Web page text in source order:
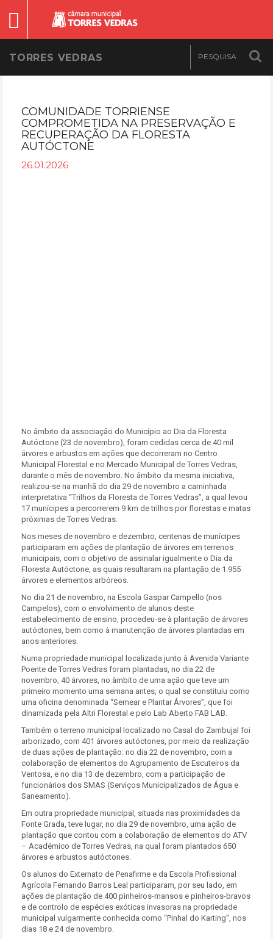
TORRES VEDRAS
COMUNIDADE TORRIENSE
COMPROMETIDA NA PRESERVAÇÃO E
RECUPERAÇÃO DA FLORESTA
AUTÓCTONE
26.01.2026
No âmbito da associação do Município ao Dia da Floresta
Autóctone (23 de novembro), foram cedidas cerca de 40 mil
árvores e arbustos em ações que decorreram no Centro
Municipal Florestal e no Mercado Municipal de Torres Vedras,
durante o mês de novembro. No âmbito da mesma iniciativa,
realizou-se na manhã do dia 29 de novembro a caminhada
interpretativa “Trilhos da Floresta de Torres Vedras”, a qual levou
17 munícipes a percorrerem 9 km de trilhos por florestas e matas
próximas de Torres Vedras.
Nos meses de novembro e dezembro, centenas de munícipes
participaram em ações de plantação de árvores em terrenos
municipais, com o objetivo de assinalar igualmente o Dia da
Floresta Autóctone, as quais resultaram na plantação de 1.955
árvores e elementos arbóreos.
No dia 21 de novembro, na Escola Gaspar Campello (nos
Campelos), com o envolvimento de alunos deste
estabelecimento de ensino, procedeu-se à plantação de árvores
autóctones, bem como à manutenção de árvores plantadas em
anos anteriores.
Numa propriedade municipal localizada junto à Avenida Variante
Poente de Torres Vedras foram plantadas, no dia 22 de
novembro, 40 árvores, no âmbito de uma ação que teve um
primeiro momento uma semana antes, o qual se constituiu como
uma oficina denominada “Semear e Plantar Árvores”, que foi
dinamizada pela Altri Florestal e pelo Lab Aberto FAB LAB.
Também o terreno municipal localizado no Casal do Zambujal foi
arborizado, com 401 árvores autóctones, por meio da realização
de duas ações de plantação: no dia 22 de novembro, com a
colaboração de elementos do Agrupamento de Escuteiros da
Ventosa, e no dia 13 de dezembro, com a participação de
funcionários dos SMAS (Serviços Municipalizados de Água e
Saneamento).
Em outra propriedade municipal, situada nas proximidades da
Fonte Grada, teve lugar, no dia 29 de novembro, uma ação de
plantação que contou com a colaboração de elementos do ATV
– Académico de Torres Vedras, na qual foram plantados 650
árvores e arbustos autóctones.
Os alunos do Externato de Penafirme e da Escola Profissional
Agrícola Fernando Barros Leal participaram, por seu lado, em
ações de plantação de 400 pinheiros-mansos e pinheiros-bravos
e de controlo de espécies exóticas invasoras na propriedade
municipal vulgarmente conhecida como “Pinhal do Karting”, nos
dias 18 e 24 de novembro.